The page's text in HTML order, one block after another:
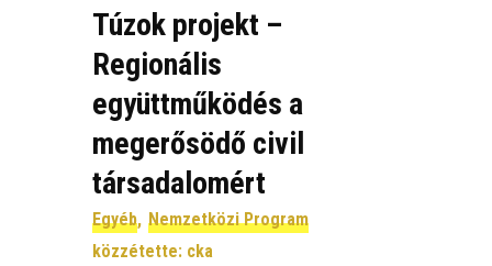
RÓLUNK
MIT SZERVEZÜNK?
KÉPEZD MAGAD!
TÁMOGATÁS
TUDÁSTÁR
HÍREINK
Túzok projekt –
Regionális
együttműködés a
megerősödő civil
társadalomért
Egyéb, Nemzetközi Program
közzétette: cka